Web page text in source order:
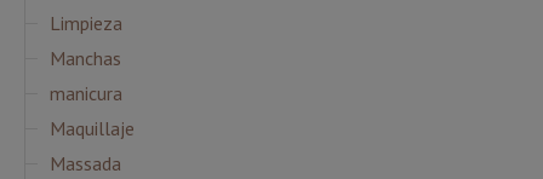
Limpieza
Manchas
manicura
Maquillaje
Massada